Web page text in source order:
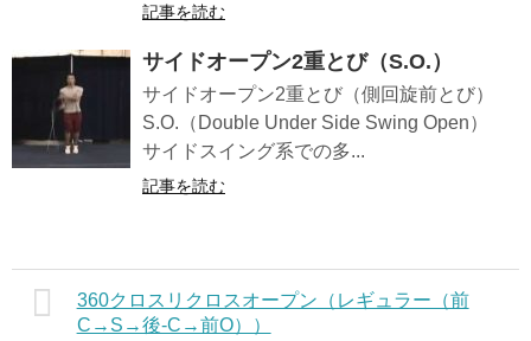
記事を読む
サイドオープン2重とび（S.O.）
サイドオープン2重とび（側回旋前とび）
S.O.（Double Under Side Swing Open）
サイドスイング系での多...
記事を読む
360クロスリクロスオープン（レギュラー（前
C→S→後-C→前O））